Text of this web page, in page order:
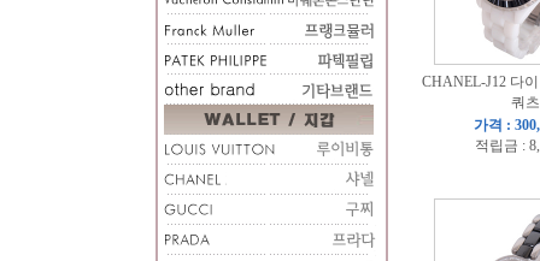
CHANEL-J12 다
쿼츠
가격 :
적립금 :